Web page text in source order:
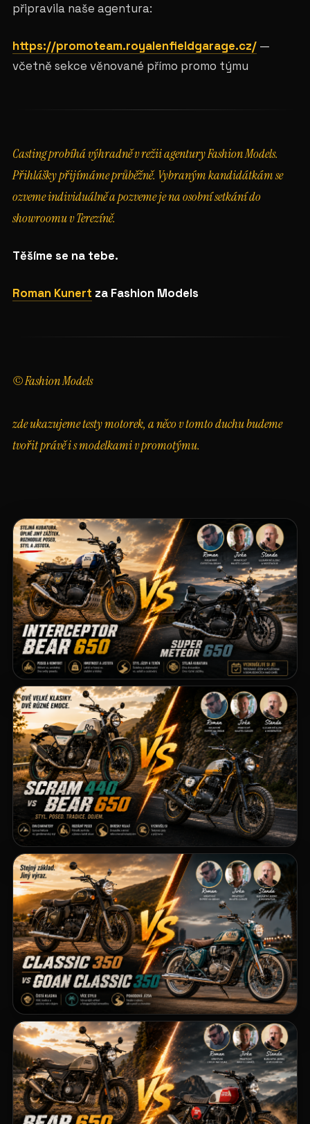
připravila naše agentura:
https://promoteam.royalenfieldgarage.cz/ —
včetně sekce věnované přímo promo týmu
Casting probíhá výhradně v režii agentury Fashion Models.
Přihlášky přijímáme průběžně. Vybraným kandidátkám se
ozveme individuálně a pozveme je na osobní setkání do
showroomu v Terezíně.
Těšíme se na tebe.
Roman Kunert za Fashion Models
© Fashion Models
zde ukazujeme testy motorek, a něco v tomto duchu budeme
tvořit právě i s modelkami v promotýmu.